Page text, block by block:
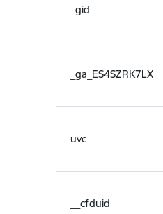
_gid
_ga_ES4SZRK7LX
uvc
__cfduid